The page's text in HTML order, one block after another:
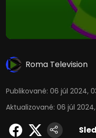
Roma Television
Publikované: 06 júl 2024,
Aktualizované: 06 júl